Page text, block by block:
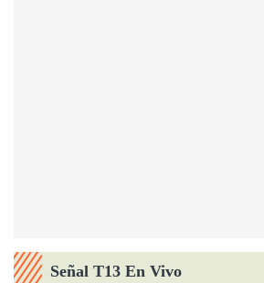
Señal T13 En Vivo